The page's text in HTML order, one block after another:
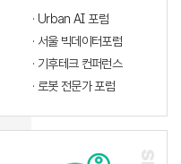
· Urban AI 포럼
· 서울 빅데이터포럼
· 기후테크 컨퍼런스
· 로봇 전문가 포럼